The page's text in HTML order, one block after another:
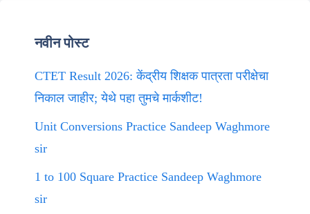
नवीन पोस्ट
CTET Result 2026: केंद्रीय शिक्षक पात्रता परीक्षेचा
निकाल जाहीर; येथे पहा तुमचे मार्कशीट!
Unit Conversions Practice Sandeep Waghmore
sir
1 to 100 Square Practice Sandeep Waghmore
sir